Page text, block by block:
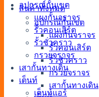
สินค้าทั้งหมด
อุปกรณ์กั้นเขต
แผงกั้นจราจร
รั้วคอนเสิร์ต
รั้วชั่วคราว
กรวยจราจร
เสากั้นทางเดิน
อุปกรณ์กั้นเขต
แผงกั้นจราจร
รั้วคอนเสิร์ต
รั้วชั่วคราว
กรวยจราจร
เสากั้นทางเดิน
เต็นท์
เต็นท์แอร์